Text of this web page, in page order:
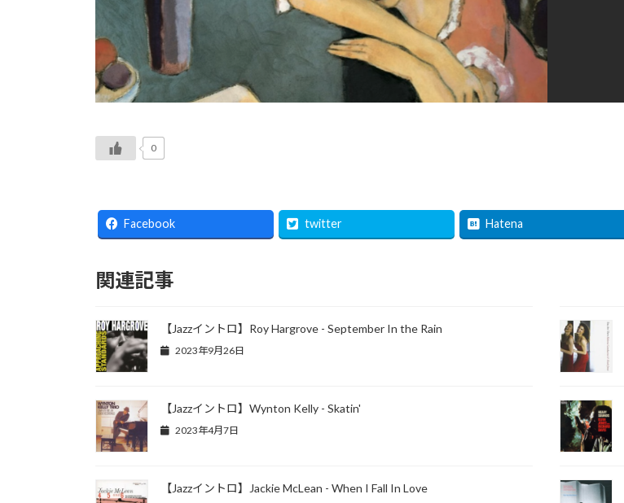
0
Facebook twitter Hatena
関連記事
【Jazzイントロ】Roy Hargrove - September In the Rain
2023年9月26日
【Jazzイントロ】Wynton Kelly - Skatin'
2023年4月7日
【Jazzイントロ】Jackie McLean - When I Fall In Love